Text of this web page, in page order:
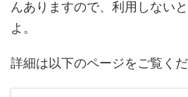
んありますので、利用しない
よ。
詳細は以下のページをご覧くだ